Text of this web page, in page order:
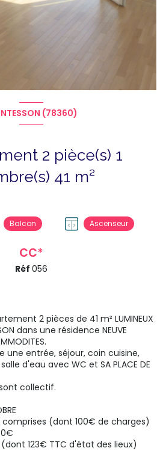
(78360)
1
chambre(s) 41 m²
Balcon Ascenseur
CC*
Réf 056
2 pièces de 41 m² LUMINEUX
dans une résidence NEUVE
entrée, séjour, coin cuisine,
d'eau avec WC et SA PLACE DE
collectif.
comprises (dont 100€ de charges)
123€ TTC d'état des lieux)